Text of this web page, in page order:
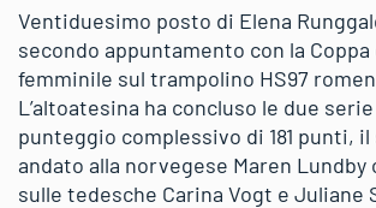
Ventiduesimo posto di Elena
secondo appuntamento con la Coppa
femminile sul trampolino HS97
L’altoatesina ha concluso le due
punteggio complessivo di 181 punti,
andato alla norvegese Maren Lundby
sulle tedesche Carina Vogt e Juliane